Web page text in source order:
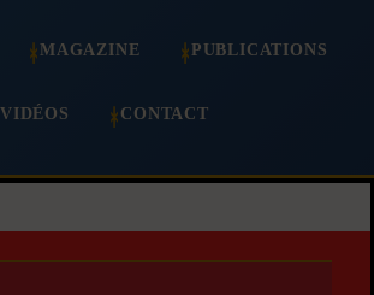
MAGAZINE PUBLICATIONS
VIDÉOS CONTACT